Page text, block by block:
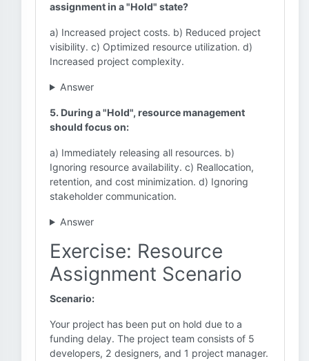
assignment in a "Hold" state?
a) Increased project costs. b) Reduced project
visibility. c) Optimized resource utilization. d)
Increased project complexity.
Answer
5. During a "Hold", resource management
should focus on:
a) Immediately releasing all resources. b)
Ignoring resource availability. c) Reallocation,
retention, and cost minimization. d) Ignoring
stakeholder communication.
Answer
Exercise: Resource
Assignment Scenario
Scenario:
Your project has been put on hold due to a
funding delay. The project team consists of 5
developers, 2 designers, and 1 project manager.